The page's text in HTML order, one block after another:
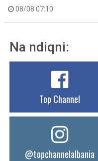
08/08 07:10
Na ndiqni:
Top Channel
@topchannelalbania